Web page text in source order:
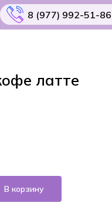
8 (977) 992-51-86
латте
В корзину